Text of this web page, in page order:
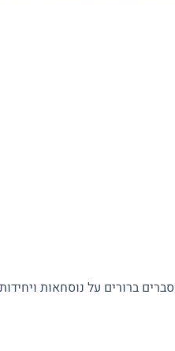
ברורים על נוסחאות